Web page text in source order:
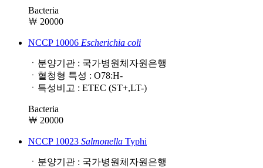
Bacteria
￦ 20000
NCCP 10006 Escherichia coli
ㆍ분양기관 : 국가병원체자원은행
ㆍ혈청형 특성 : O78:H-
ㆍ특성비고 : ETEC (ST+,LT-)
Bacteria
￦ 20000
NCCP 10023 Salmonella Typhi
ㆍ분양기관 : 국가병원체자원은행